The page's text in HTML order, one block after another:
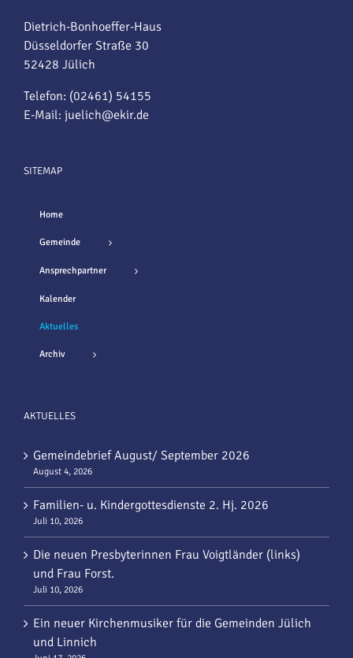
Dietrich-Bonhoeffer-Haus
Düsseldorfer Straße 30
52428 Jülich
Telefon: (02461) 54155
E-Mail: juelich@ekir.de
SITEMAP
Home
Gemeinde
Ansprechpartner
Kalender
Aktuelles
Archiv
AKTUELLES
Gemeindebrief August/ September 2026
August 4, 2026
Familien- u. Kindergottesdienste 2. Hj. 2026
Juli 10, 2026
Die neuen Presbyterinnen Frau Voigtländer (links)
und Frau Forst.
Juli 10, 2026
Ein neuer Kirchenmusiker für die Gemeinden Jülich
und Linnich